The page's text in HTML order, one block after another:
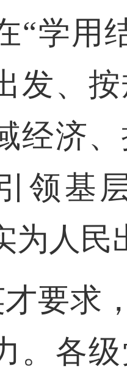
“学用
发、
经济
领基
为人民
要求
。各